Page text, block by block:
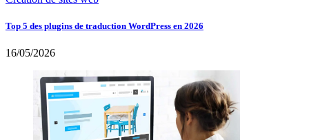
Top 5 des plugins de traduction WordPress en 2026
16/05/2026